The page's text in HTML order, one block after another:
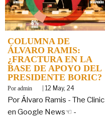
COLUMNA DE
ÁLVARO RAMIS:
¿FRACTURA EN LA
BASE DE APOYO DEL
PRESIDENTE BORIC?
By admin 12 May, 24
Por Álvaro Ramis - The Clinic
en Google News☜ -